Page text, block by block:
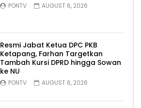
PONTV AUGUST 6, 2026
Resmi Jabat Ketua DPC PKB
Ketapang, Farhan Targetkan
Tambah Kursi DPRD hingga Sowan
ke NU
PONTV AUGUST 6, 2026